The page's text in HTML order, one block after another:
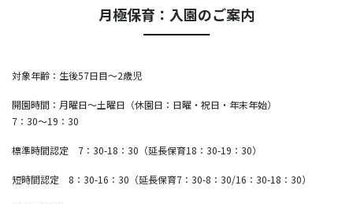
月極保育：入園のご案内
対象年齢：生後57日目～2歳児
開園時間：月曜日～土曜日（休園日：日曜・祝日・年末年始）
7：30～19：30
標準時間認定 7：30-18：30（延長保育18：30-19：30）
短時間認定 8：30-16：30（延長保育7：30-8：30/16：30-18：30）